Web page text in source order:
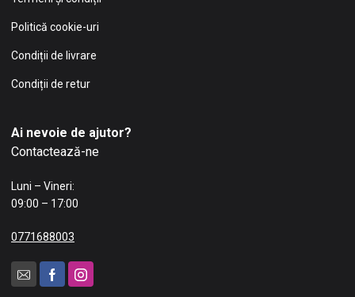
Politică cookie-uri
Condiții de livrare
Condiții de retur
Ai nevoie de ajutor?
Contactează-ne
Luni – Vineri:
09:00 – 17:00
0771688003